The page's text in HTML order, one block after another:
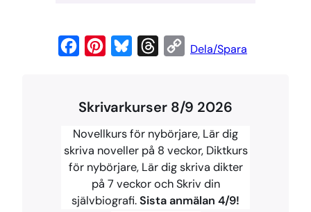
e
b
o
o
t
e
r
e
s
e
s
k
y
e
a
d
s
C
y
L
i
n
k
Dela/Spara
Skrivarkurser 8/9 2026
Novellkurs för nybörjare, Lär dig
skriva noveller på 8 veckor, Diktkurs
för nybörjare, Lär dig skriva dikter
på 7 veckor och Skriv din
självbiografi.Sista anmälan 4/9!